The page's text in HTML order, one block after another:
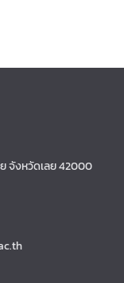
ย จังหวัดเลย 42000